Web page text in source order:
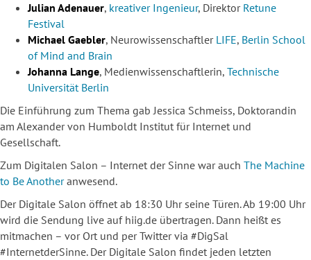
Julian Adenauer, kreativer Ingenieur, Direktor Retune
Festival
Michael Gaebler, Neurowissenschaftler LIFE, Berlin School
of Mind and Brain
Johanna Lange, Medienwissenschaftlerin, Technische
Universität Berlin
Die Einführung zum Thema gab Jessica Schmeiss, Doktorandin
am Alexander von Humboldt Institut für Internet und
Gesellschaft.
Zum Digitalen Salon – Internet der Sinne war auch The Machine
to Be Anotheranwesend.
Der Digitale Salon öffnet ab 18:30 Uhr seine Türen. Ab 19:00 Uhr
wird die Sendung live auf hiig.de übertragen. Dann heißt es
mitmachen – vor Ort und per Twitter via #DigSal
#InternetderSinne. Der Digitale Salon findet jeden letzten